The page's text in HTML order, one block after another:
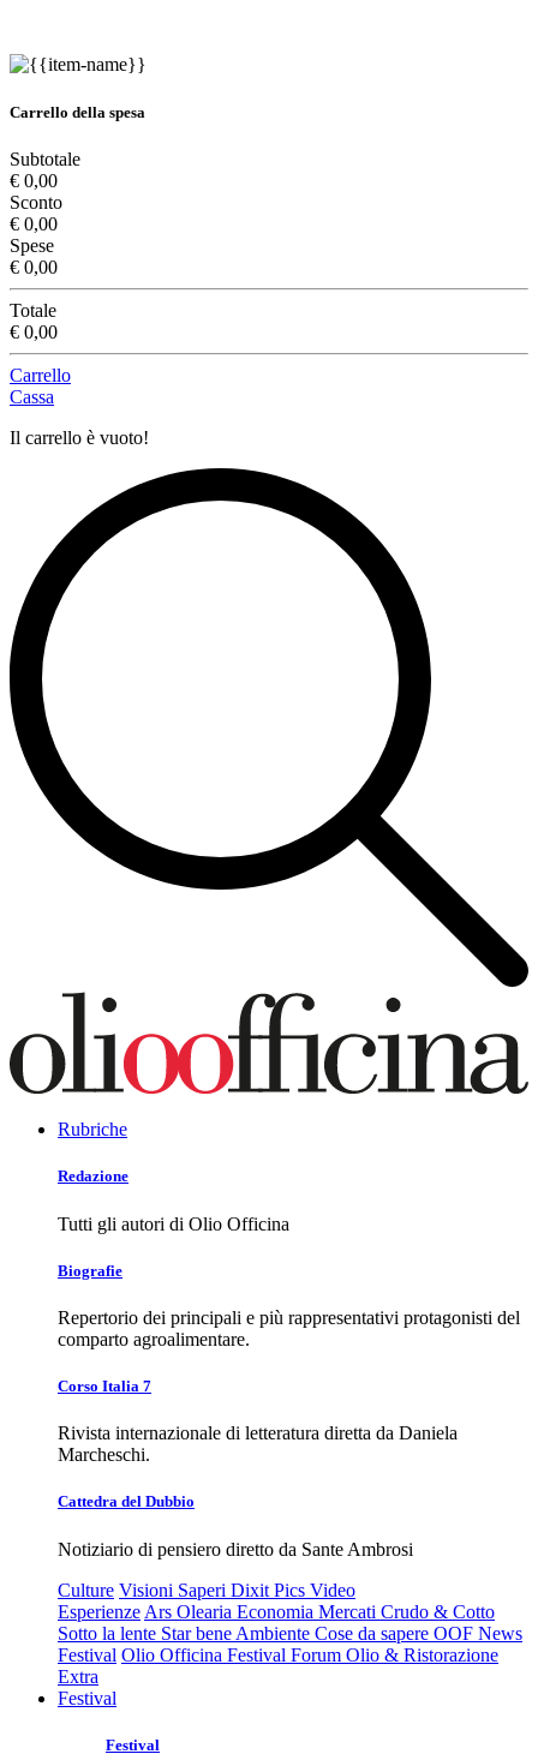
Carrello della spesa
Subtotale
€ 0,00
Sconto
€ 0,00
Spese
€ 0,00
Totale
€ 0,00
Carrello
Cassa
Il carrello è vuoto!
Rubriche
Redazione
Tutti gli autori di Olio Officina
Biografie
Repertorio dei principali e più rappresentativi protagonisti del
comparto agroalimentare.
Corso Italia 7
Rivista internazionale di letteratura diretta da Daniela
Marcheschi.
Cattedra del Dubbio
Notiziario di pensiero diretto da Sante Ambrosi
Culture Visioni Saperi Dixit Pics Video
Esperienze Ars Olearia Economia Mercati Crudo & Cotto
Sotto la lente Star bene Ambiente Cose da sapere OOF News
Festival Olio Officina Festival Forum Olio & Ristorazione
Extra
Festival
Festival